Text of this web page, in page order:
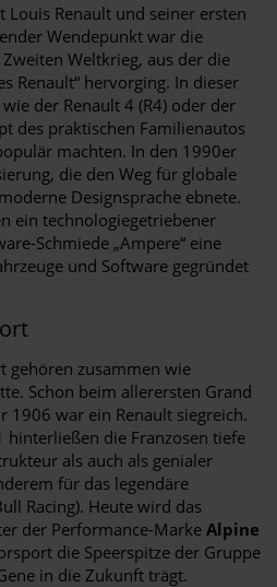
Louis Renault und seiner ersten
Wendepunkt war die
Weltkrieg, aus der die
Renault“ hervorging. In dieser
der Renault 4 (R4) oder der
des praktischen Familienautos
machten. In den 1990er
die den Weg für globale
Designsprache ebnete.
ein technologiegetriebener
Schmiede „Ampere“ eine
und Software gegründet
gehören zusammen wie
Schon beim allerersten Grand
1906 war ein Renault siegreich.
hinterließen die Franzosen tiefe
als auch als genialer
für das legendäre
Racing). Heute wird das
der Performance-Marke Alpine
die Speerspitze der Gruppe
in die Zukunft trägt.